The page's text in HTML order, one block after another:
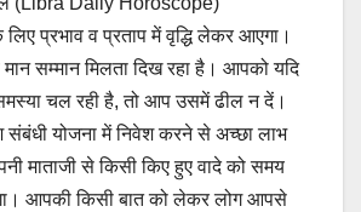
प्रभाव व प्रताप में वृद्धि लेकर आएगा।
मान सम्मान मिलता दिख रहा है। आपको यदि
चल रही है, तो आप उसमें ढील न दें।
योजना में निवेश करने से अच्छा लाभ
माताजी से किसी किए हुए वादे को समय
आपकी किसी बात को लेकर लोग आपसे